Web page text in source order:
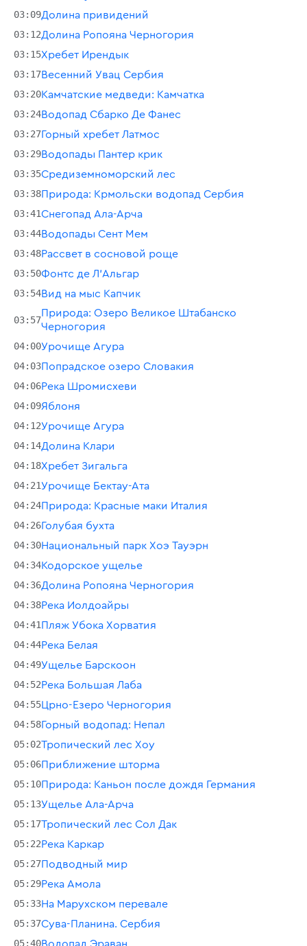
03:09Долина привидений
03:12Долина Ропояна Черногория
03:15Хребет Ирендык
03:17Весенний Увац Сербия
03:20Камчатские медведи: Камчатка
03:24Водопад Сбарко Де Фанес
03:27Горный хребет Латмос
03:29Водопады Пантер крик
03:35Средиземноморский лес
03:38Природа: Крмольски водопад Сербия
03:41Снегопад Ала-Арча
03:44Водопады Сент Мем
03:48Рассвет в сосновой роще
03:50Фонтс де Л'Альгар
03:54Вид на мыс Капчик
03:57
Природа: Озеро Великое Штабанско
Черногория
04:00Урочище Агура
04:03Попрадское озеро Словакия
04:06Река Шромисхеви
04:09Яблоня
04:12Урочище Агура
04:14Долина Клари
04:18Хребет Зигальга
04:21Урочище Бектау-Ата
04:24Природа: Красные маки Италия
04:26Голубая бухта
04:30Национальный парк Хоэ Тауэрн
04:34Кодорское ущелье
04:36Долина Ропояна Черногория
04:38Река Иолдоайры
04:41Пляж Убока Хорватия
04:44Река Белая
04:49Ущелье Барскоон
04:52Река Большая Лаба
04:55Црно-Езеро Черногория
04:58Горный водопад: Непал
05:02Тропический лес Хоу
05:06Приближение шторма
05:10Природа: Каньон после дождя Германия
05:13Ущелье Ала-Арча
05:17Тропический лес Сол Дак
05:22Река Каркар
05:27Подводный мир
05:29Река Амола
05:33На Марухском перевале
05:37Сува-Планина. Сербия
05:40Водопад Эраван